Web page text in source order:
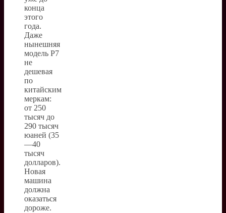
конца
этого
года.
Даже
нынешняя
модель P7
не
дешевая
по
китайским
меркам:
от 250
тысяч до
290 тысяч
юаней (35
—40
тысяч
долларов).
Новая
машина
должна
оказаться
дороже.